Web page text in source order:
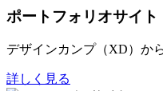
ポートフォリオサイト
デザインカンプ（XD）か
詳しく見る